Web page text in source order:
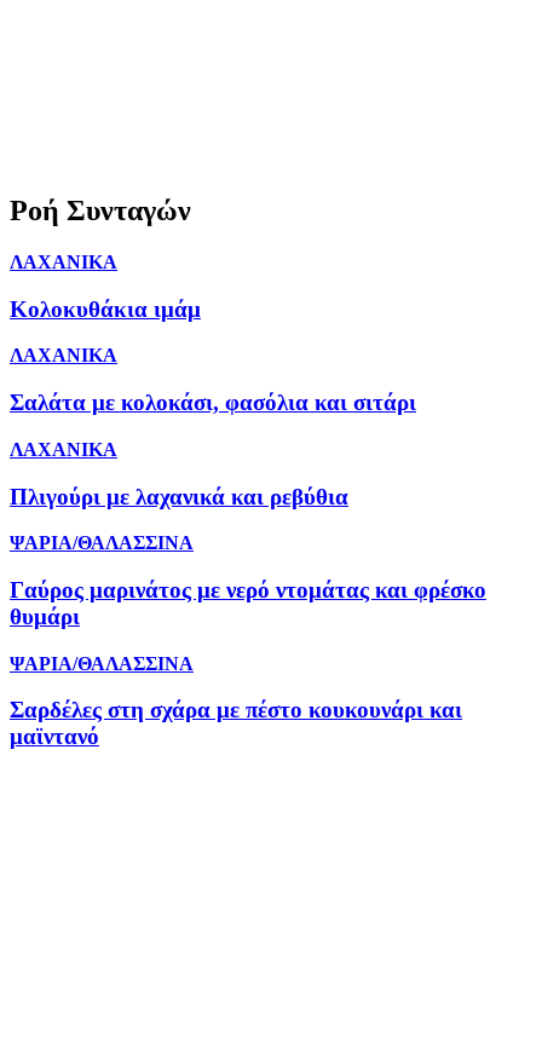
Ροή Συνταγών
ΛΑΧΑΝΙΚΑ
Κολοκυθάκια ιμάμ
ΛΑΧΑΝΙΚΑ
Σαλάτα με κολοκάσι, φασόλια και σιτάρι
ΛΑΧΑΝΙΚΑ
Πλιγούρι με λαχανικά και ρεβύθια
ΨΑΡΙΑ/ΘΑΛΑΣΣΙΝΑ
Γαύρος μαρινάτος με νερό ντομάτας και φρέσκο
θυμάρι
ΨΑΡΙΑ/ΘΑΛΑΣΣΙΝΑ
Σαρδέλες στη σχάρα με πέστο κουκουνάρι και
μαϊντανό